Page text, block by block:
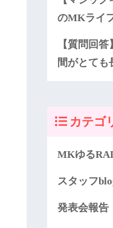
のMKライ
【質問回
間がとて
カテゴ
MKゆる
スタッフ
発表会報告